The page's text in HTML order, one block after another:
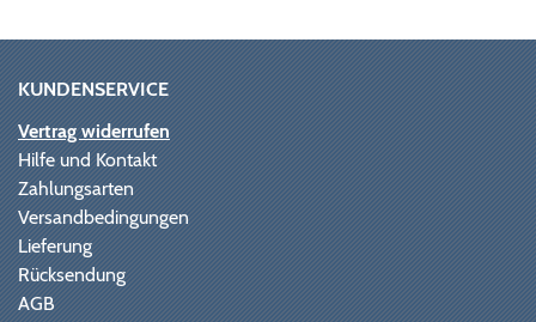
KUNDENSERVICE
Vertrag widerrufen
Hilfe und Kontakt
Zahlungsarten
Versandbedingungen
Lieferung
Rücksendung
AGB